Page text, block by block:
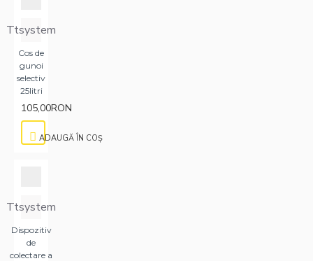
Ttsystem
Cos de
gunoi
selectiv
25litri
105,00RON
ADAUGĂ ÎN COŞ
Ttsystem
Dispozitiv
de
colectare a